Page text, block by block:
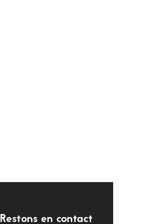
Restons en contact